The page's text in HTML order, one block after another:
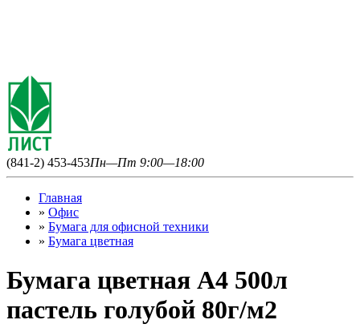
(841-2) 453-453Пн—Пт 9:00—18:00
Главная
» Офис
» Бумага для офисной техники
» Бумага цветная
Бумага цветная А4 500л
пастель голубой 80г/м2